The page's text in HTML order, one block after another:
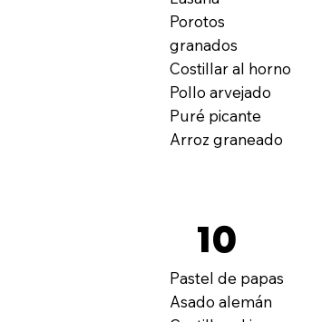
Porotos
granados
Costillar al horno
Pollo arvejado
Puré picante
Arroz graneado
10
Pastel de papas
Asado alemán